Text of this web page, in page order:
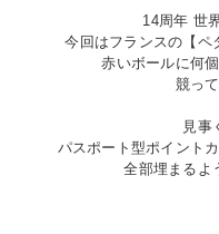
14周年 世
今回はフランスの【ペ
赤いボールに何
競っ
見事
パスポート型ポイント
全部埋まるよ